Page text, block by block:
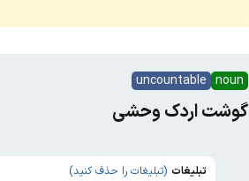
noun
uncountable
گوشت اردک وحشی
تبلیغات (تبلیغات را حذف کنید)